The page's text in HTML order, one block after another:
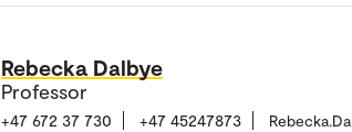
Rebecka Dalbye
Professor
+47 672 37 730 +47 45247873